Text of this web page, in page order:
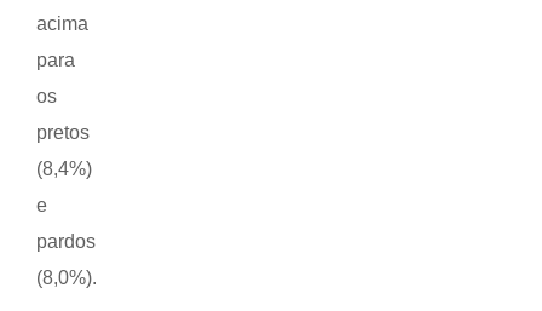
acima
para
os
pretos
(8,4%)
e
pardos
(8,0%).